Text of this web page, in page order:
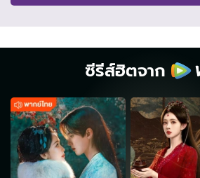
ซีรีส์ฮิตจาก